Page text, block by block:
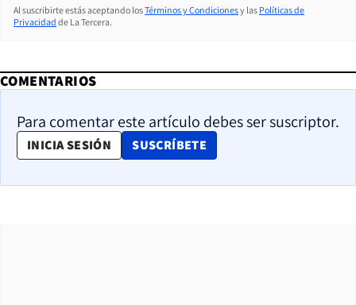
Al suscribirte estás aceptando losTérminos y Condicionesy las Políticas de
Privacidad de La Tercera.
COMENTARIOS
Para comentar este artículo debes ser suscriptor.
INICIA SESIÓN SUSCRÍBETE
OPENS IN NEW WINDOW